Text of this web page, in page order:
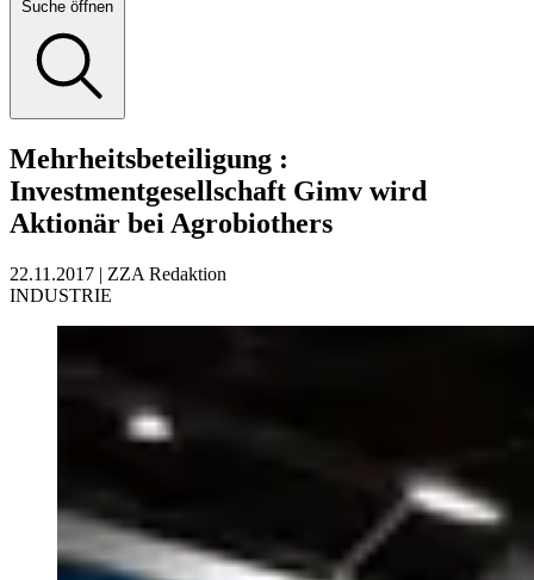
Suche öffnen
Mehrheitsbeteiligung :
Investmentgesellschaft Gimv wird
Aktionär bei Agrobiothers
22.11.2017 | ZZA Redaktion
INDUSTRIE